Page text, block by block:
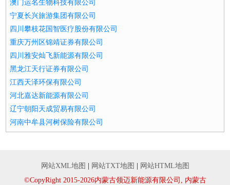
澳门运名生物科技有限公司
宁夏长兴旅游集团有限公司
四川攀枝花国智医疗股份有限公司
重庆万州区锦靖证券有限公司
四川雅安灿飞新能源有限公司
黑龙江天行证券有限公司
江西天泽环保有限公司
河北嘉达新能源有限公司
辽宁朝阳天成贸易有限公司
河南中牟县河树保险有限公司
网站XML地图 网站TXT地图
网站HTML地图
©CopyRight 2015-2026内蒙古领迈新能源有限公司, 内蒙古